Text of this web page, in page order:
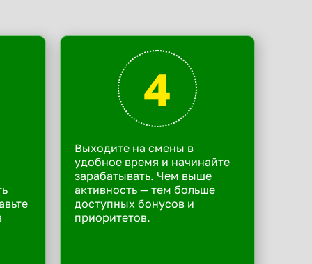
4
Выходите на смены в
удобное время и начинайте
зарабатывать. Чем выше
активность — тем больше
доступных бонусов и
приоритетов.